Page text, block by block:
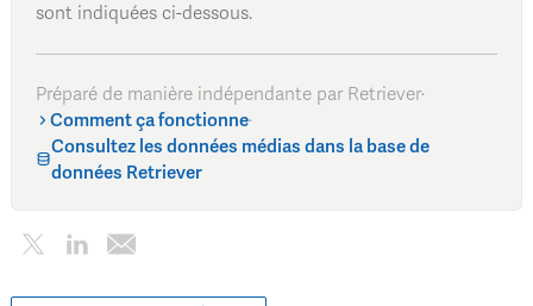
sont indiquées ci-dessous.
Préparé de manière indépendante par Retriever·
Comment ça fonctionne·
Consultez les données médias dans la base de
données Retriever